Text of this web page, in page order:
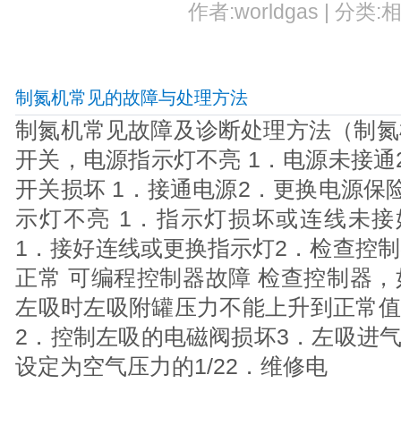
作者:worldgas | 分类:
制氮机常见的故障与处理方法
制氮机常见故障及诊断处理方法（制
开关，电源指示灯不亮 1．电源未接
开关损坏 1．接通电源2．更换电源保
示灯不亮 1．指示灯损坏或连线未
1．接好连线或更换指示灯2．检查控
正常 可编程控制器故障 检查控制器
左吸时左吸附罐压力不能上升到正常
2．控制左吸的电磁阀损坏3．左吸进
设定为空气压力的1/22．维修电